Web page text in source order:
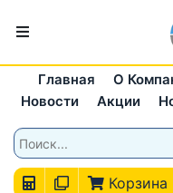
Главная О
Новости
Акции
Корзина